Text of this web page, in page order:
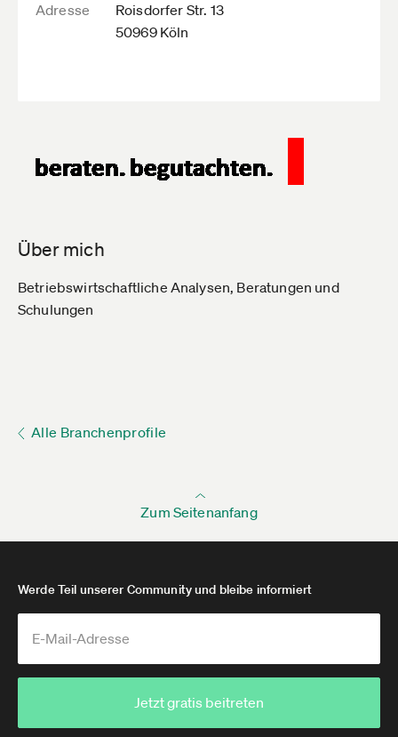
Adresse
Roisdorfer Str. 13
50969 Köln
Über mich
Betriebswirtschaftliche Analysen, Beratungen und
Schulungen
Alle Branchenprofile
Zum Seitenanfang
Werde Teil unserer Community und bleibe informiert
Jetzt gratis beitreten